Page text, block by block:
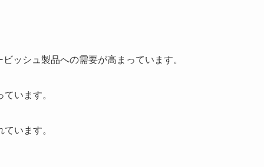
ッシュ製品への需要が高まっています。
います。
います。